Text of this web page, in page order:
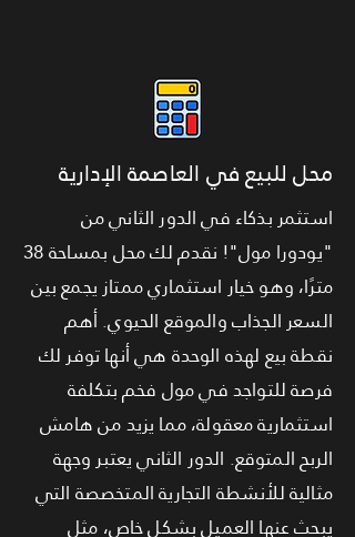
محل للبيع في العاصمة الإدارية
استثمر بذكاء في الدور الثاني من
"يودورا مول"! نقدم لك محل بمساحة 38
مترًا، وهو خيار استثماري ممتاز يجمع بين
السعر الجذاب والموقع الحيوي. أهم
نقطة بيع لهذه الوحدة هي أنها توفر لك
فرصة للتواجد في مول فخم بتكلفة
استثمارية معقولة، مما يزيد من هامش
الربح المتوقع. الدور الثاني يعتبر وجهة
مثالية للأنشطة التجارية المتخصصة التي
يبحث عنها العميل بشكل خاص، مثل